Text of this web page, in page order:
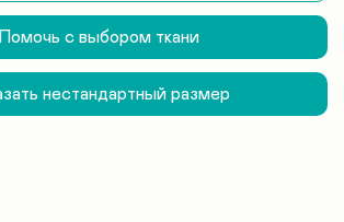
Помочь с выбором ткани
нестандартный размер